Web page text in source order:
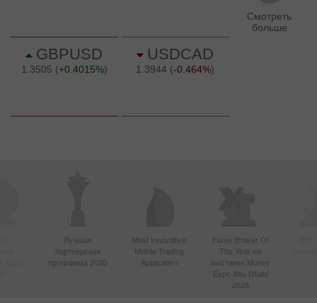
Лучшая
партнерская
программа 2020
Most Innovative
Mobile Trading
Application
Forex Broker Of
The Year на
выставке Money
Expo Abu Dhabi
2025